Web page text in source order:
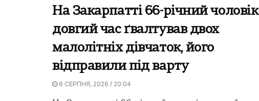
На Закарпатті 66-річний чоловік
довгий час ґвалтував двох
малолітніх дівчаток, його
відправили під варту
6 СЕРПНЯ, 2026 / 20:04